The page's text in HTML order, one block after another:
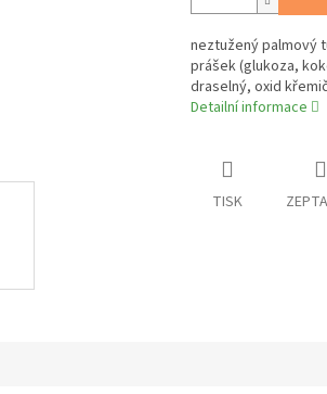
neztužený palmový
prášek (glukoza,
draselný, oxid
Detailní informace
TISK